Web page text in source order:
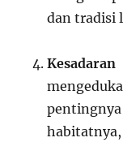
dan tradisi